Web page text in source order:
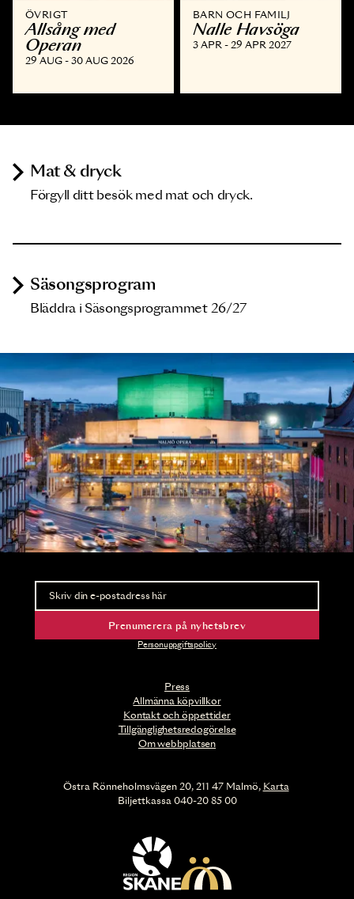
ÖVRIGT
Allsång med
Operan
29 AUG - 30 AUG 2026
BARN OCH FAMILJ
Nalle Havsöga
3 APR - 29 APR 2027
Mat & dryck
Förgyll ditt besök med mat och dryck.
Säsongsprogram
Bläddra i Säsongsprogrammet 26/27
Press
Allmänna köpvillkor
Kontakt och öppettider
Tillgänglighetsredogörelse
Om webbplatsen
Nyhetsbrev
Ta del av förhandsinformation och biljettsläpp.
Prenumerera på nyhetsbrev
Personuppgiftspolicy
Östra Rönneholmsvägen 20, 211 47 Malmö, Karta
Biljettkassa 040-20 85 00